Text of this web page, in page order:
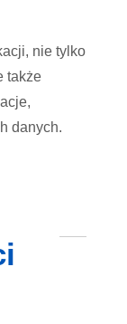
nie tylko
także
danych.